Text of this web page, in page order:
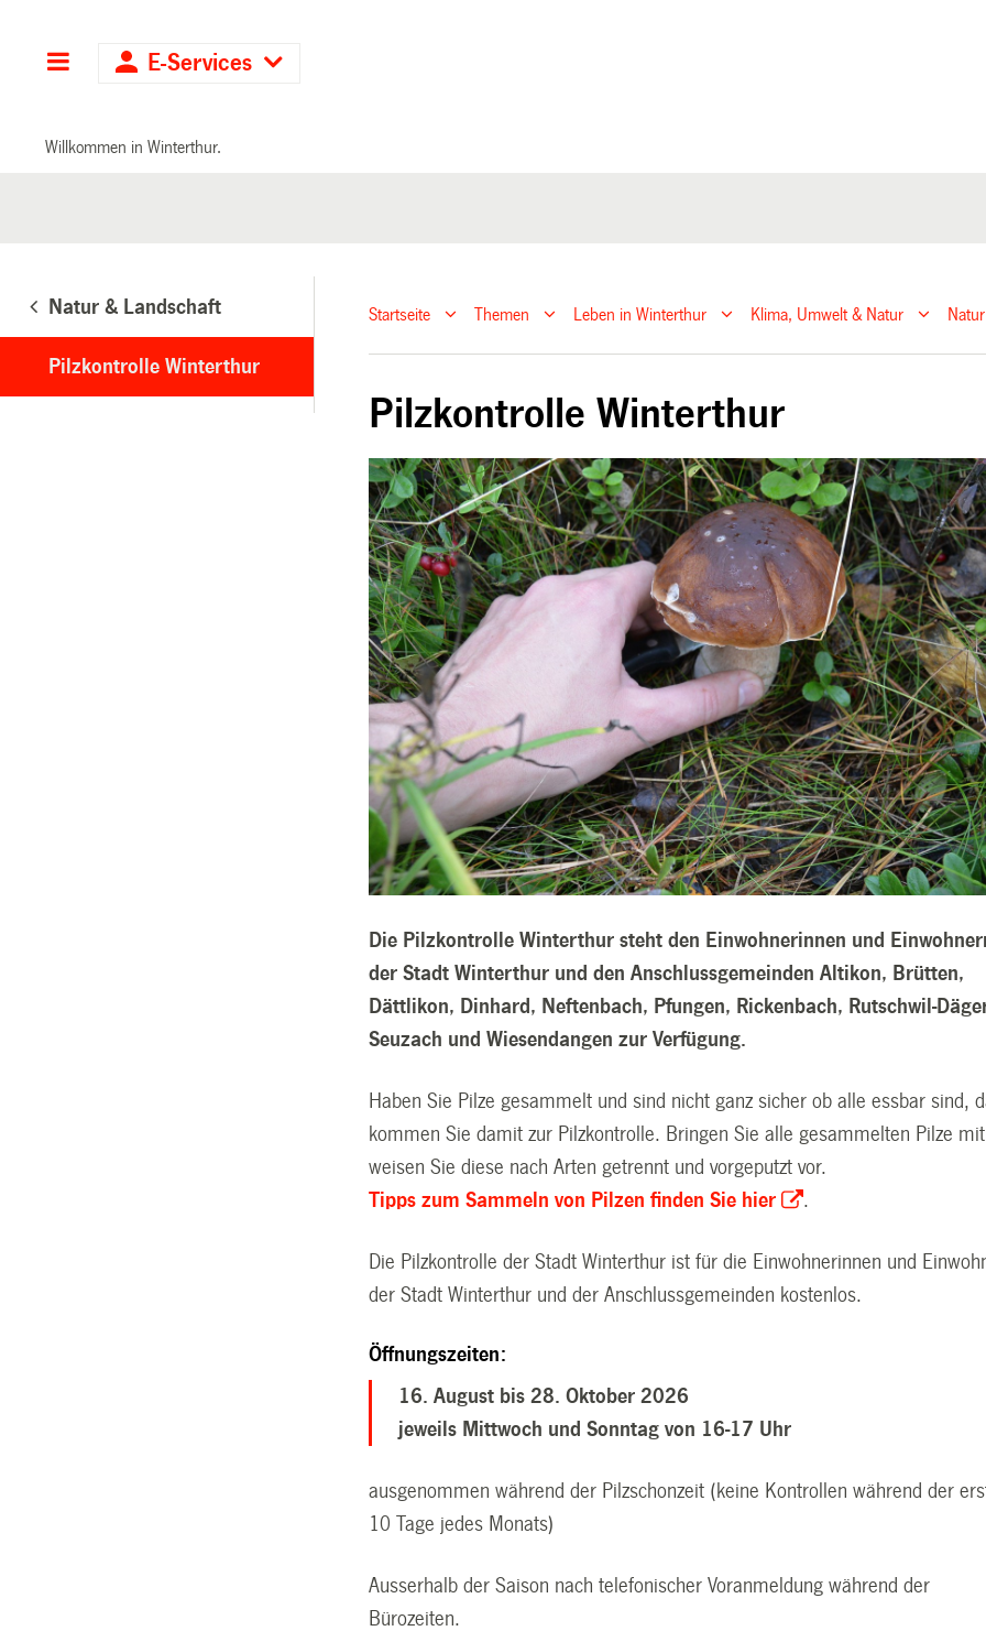
Hauptnavigation
E-Services
Willkommen in Winterthur.
Natur & Landschaft
Pilzkontrolle Winterthur
Startseite Themen Leben in Winterthur Klima, Umwelt & Natur
Pilzkontrolle Winterthur
Die Pilzkontrolle Winterthur steht den Einwohnerinnen und
der Stadt Winterthur und den Anschlussgemeinden Altikon, Brütten,
Dättlikon, Dinhard, Neftenbach, Pfungen, Rickenbach, Rutschwil-
Seuzach und Wiesendangen zur Verfügung.
Haben Sie Pilze gesammelt und sind nicht ganz sicher ob alle essbar sind,
kommen Sie damit zur Pilzkontrolle. Bringen Sie alle gesammelten Pilze
weisen Sie diese nach Arten getrennt und vorgeputzt vor.
Tipps zum Sammeln von Pilzen finden Sie hier
.
Die Pilzkontrolle der Stadt Winterthur ist für die Einwohnerinnen und
der Stadt Winterthur und der Anschlussgemeinden kostenlos.
Öffnungszeiten:
16. August bis 28. Oktober 2026
jeweils Mittwoch und Sonntag von 16-17 Uhr
ausgenommen während der Pilzschonzeit (keine Kontrollen während der
10 Tage jedes Monats)
Ausserhalb der Saison nach telefonischer Voranmeldung während der
Bürozeiten.